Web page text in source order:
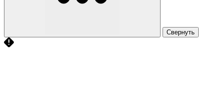
Свернуть